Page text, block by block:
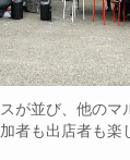
が並び、他のマ
者も出店者も楽